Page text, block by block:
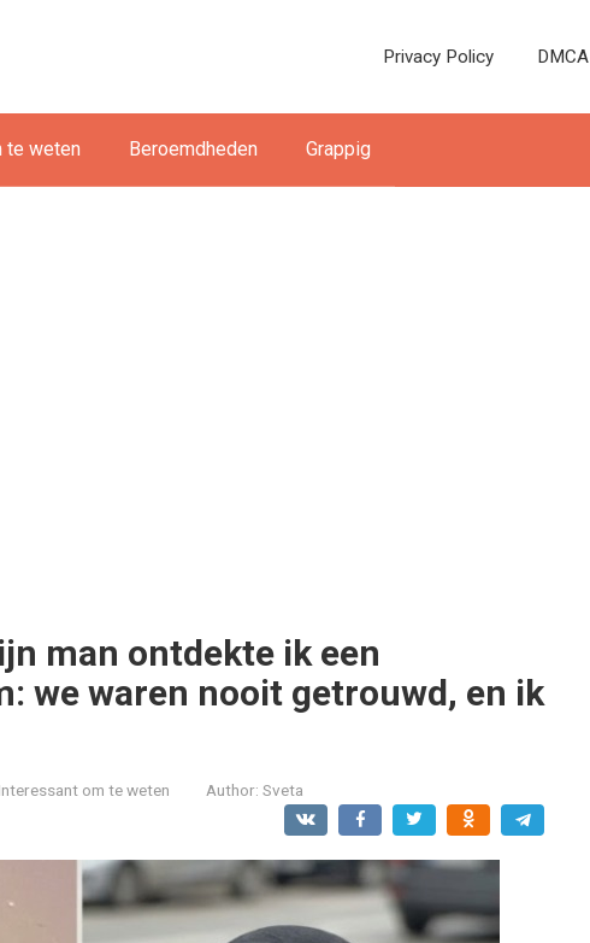
Privacy Policy DMCA
te weten Beroemdheden Grappig
man ontdekte ik een
we waren nooit getrouwd, en ik
Interessant om te weten Author: Sveta